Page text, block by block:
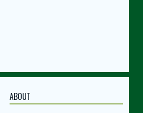
ABOUT